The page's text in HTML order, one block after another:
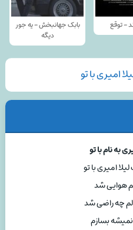
- توقع
بابک جهانبخش - یه جور
دیگه
امیری با تو
به نام با تو
امیری با تو
هوایی شد
چه راضی شد
نمیشه بسازم